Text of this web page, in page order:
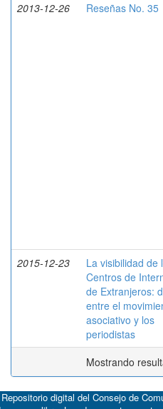
2013-12-26 Reseñas No. 35
2015-12-23
La visibilidad de
Centros de
de Extranjeros:
entre el
asociativo y los
periodistas
Mostrando
digital del Consejo de